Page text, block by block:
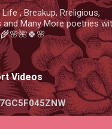
, Breakup, Rreligious,
Many More poetries
Videos